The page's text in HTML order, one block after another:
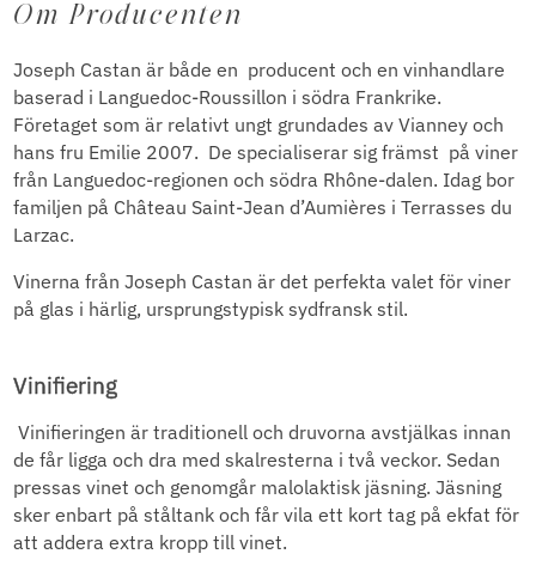
Om Producenten
Joseph Castan är både en producent och en vinhandlare
baserad i Languedoc-Roussillon i södra Frankrike.
Företaget som är relativt ungt grundades av Vianney och
hans fru Emilie 2007. De specialiserar sig främst på viner
från Languedoc-regionen och södra Rhône-dalen. Idag bor
familjen på Château Saint-Jean d’Aumières i Terrasses du
Larzac.
Vinerna från Joseph Castan är det perfekta valet för viner
på glas i härlig, ursprungstypisk sydfransk stil.
Vinifiering
Vinifieringen är traditionell och druvorna avstjälkas innan
de får ligga och dra med skalresterna i två veckor. Sedan
pressas vinet och genomgår malolaktisk jäsning. Jäsning
sker enbart på ståltank och får vila ett kort tag på ekfat för
att addera extra kropp till vinet.